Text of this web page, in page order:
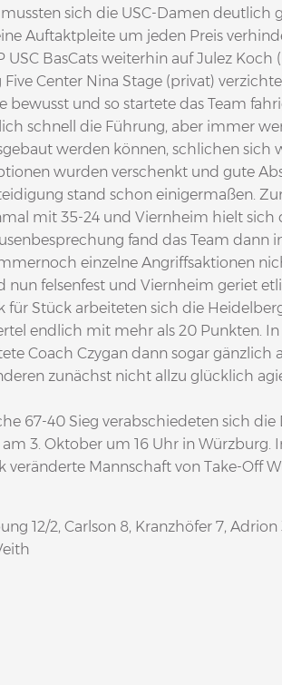
sich die USC-Damen deutlich
Auftaktpleite um jeden Preis
BasCats weiterhin auf Julez Koch
Center Nina Stage (privat)
bewusst und so startete das Team
schnell die Führung, aber immer
werden können, schlichen sich
wurden verschenkt und gute
stand schon einigermaßen.
mit 35-24 und Viernheim hielt sich
fand das Team dann
einzelne Angriffsaktionen
nun felsenfest und Viernheim geriet
für Stück arbeiteten sich die
endlich mit mehr als 20 Punkten. In
Coach Czygan dann sogar gänzlich
zunächst nicht allzu glücklich
67-40 Sieg verabschiedeten sich die
3. Oktober um 16 Uhr in Würzburg.
Mannschaft von Take-Off
12/2, Carlson 8, Kranzhöfer 7,